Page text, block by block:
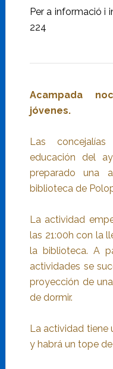
Per a informació i
224
Acampada
jóvenes.
Las
educación del
preparado una
biblioteca de
La actividad
las 21:00h con la
la biblioteca. A
actividades se
proyección de
de dormir.
La actividad tiene
y habrá un tope